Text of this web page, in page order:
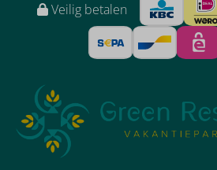
Veilig betalen